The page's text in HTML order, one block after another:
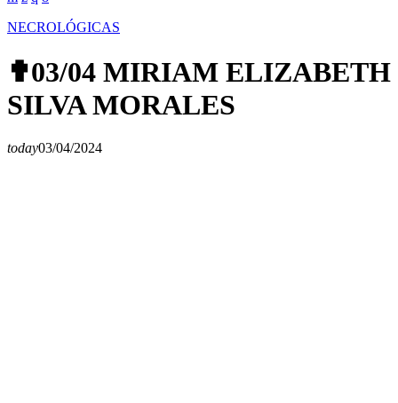
NECROLÓGICAS
✟03/04 MIRIAM ELIZABETH
SILVA MORALES
today03/04/2024